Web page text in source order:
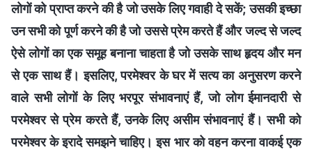
लोगों को प्राप्त करने की है जो उसके लिए गवाही दे सकें; उसकी इच्छा
उन सभी को पूर्ण करने की है जो उससे प्रेम करते हैं और जल्द से जल्द
ऐसे लोगों का एक समूह बनाना चाहता है जो उसके साथ हृदय और मन
से एक साथ हैं। इसलिए, परमेश्वर के घर में सत्य का अनुसरण करने
वाले सभी लोगों के लिए भरपूर संभावनाएं हैं, जो लोग ईमानदारी से
परमेश्वर से प्रेम करते हैं, उनके लिए असीम संभावनाएं हैं। सभी को
परमेश्वर के इरादे समझने चाहिए। इस भार को वहन करना वाकई एक